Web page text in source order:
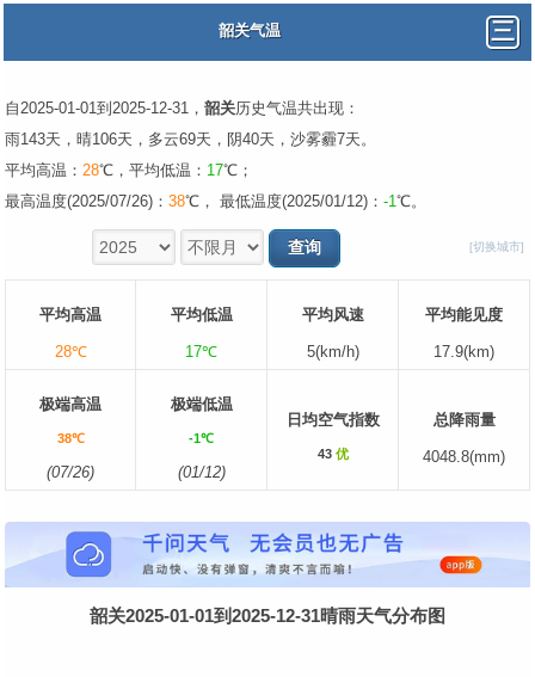
韶关气温
自2025-01-01到2025-12-31， 韶关历史气温共出现：
雨143天，晴106天，多云69天，阴40天，沙雾霾7天。
平均高温： 28℃，平均低温： 17℃；
最高温度(2025/07/26)： 38℃， 最低温度(2025/01/12)： -1℃。
[切换城市]
平均高温
28℃
平均低温
17℃
平均风速
5(km/h)
平均能见度
17.9(km)
极端高温
38℃
(07/26)
极端低温
-1℃
(01/12)
日均空气指数
43 优
总降雨量
4048.8(mm)
韶关2025-01-01到2025-12-31晴雨天气分布图